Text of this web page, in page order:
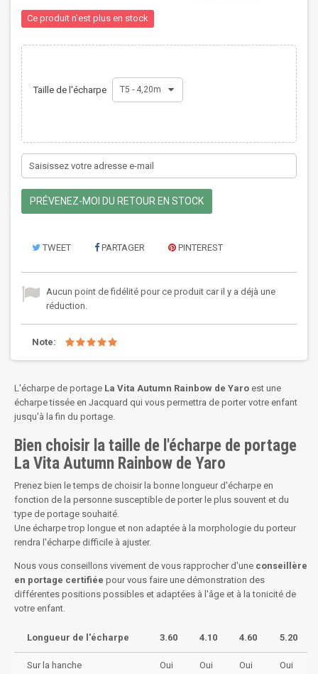
Ce produit n'est plus en stock
Taille de l'écharpe T5 - 4,20m
PRÉVENEZ-MOI DU RETOUR EN STOCK
TWEET PARTAGER PINTEREST
Aucun point de fidélité pour ce produit car il y a déjà une
réduction.
Note:
L'écharpe de portage La Vita Autumn Rainbow de Yaro est une
écharpe tissée en Jacquard qui vous permettra de porter votre enfant
jusqu'à la fin du portage.
Bien choisir la taille de l'écharpe de portage
La Vita Autumn Rainbow de Yaro
Prenez bien le temps de choisir la bonne longueur d'écharpe en
fonction de la personne susceptible de porter le plus souvent et du
type de portage souhaité.
Une écharpe trop longue et non adaptée à la morphologie du porteur
rendra l'écharpe difficile à ajuster.
Nous vous conseillons vivement de vous rapprocher d'une conseillère
en portage certifiée pour vous faire une démonstration des
différentes positions possibles et adaptées à l'âge et à la tonicité de
votre enfant.
Longueur de l'écharpe 3.60 4.10 4.60 5.20
Sur la hanche Oui Oui Oui Oui